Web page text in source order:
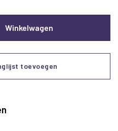
Winkelwagen
toevoegen